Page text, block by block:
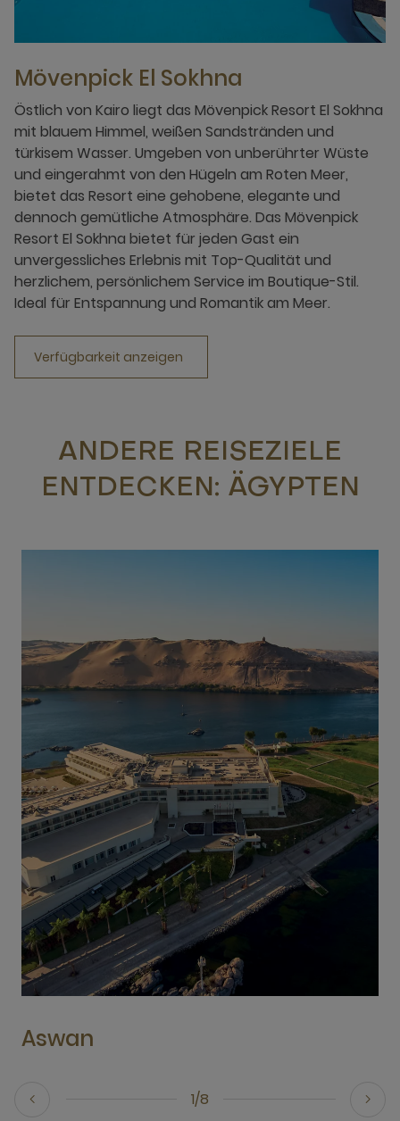
Mövenpick El Sokhna
Östlich von Kairo liegt das Mövenpick Resort El Sokhna
mit blauem Himmel, weißen Sandstränden und
türkisem Wasser. Umgeben von unberührter Wüste
und eingerahmt von den Hügeln am Roten Meer,
bietet das Resort eine gehobene, elegante und
dennoch gemütliche Atmosphäre. Das Mövenpick
Resort El Sokhna bietet für jeden Gast ein
unvergessliches Erlebnis mit Top-Qualität und
herzlichem, persönlichem Service im Boutique-Stil.
Ideal für Entspannung und Romantik am Meer.
Verfügbarkeit anzeigen
ANDERE REISEZIELE
ENTDECKEN: ÄGYPTEN
1/8
Aswan